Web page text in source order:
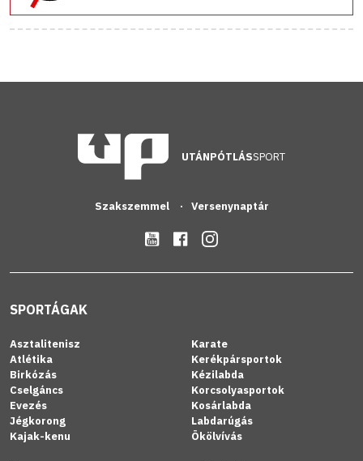
UTÁNPÓTLÁSSPORT
Szakszemmel Versenynaptár
SPORTÁGAK
Asztalitenisz
Atlétika
Birkózás
Cselgáncs
Evezés
Jégkorong
Kajak-kenu
Karate
Kerékpársportok
Kézilabda
Korcsolyasportok
Kosárlabda
Labdarúgás
Ökölvívás